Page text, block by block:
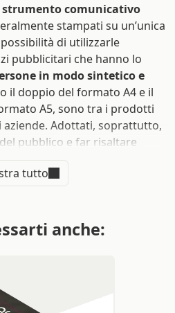
strumento comunicativo
stampati su un’unica
di utilizzarle
pubblicitari che hanno lo
in modo sintetico e
il doppio del formato A4 e il
A5, sono tra i prodotti
Adottati, soprattutto,
pubblico e far risaltare
persuadere un vasto numero
che è consigliato per
e diretti, creare volantini A3
essere d’impatto ed
tutto
anche: